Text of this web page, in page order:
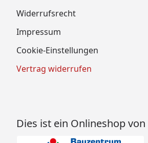
Widerrufsrecht
Impressum
Cookie-Einstellungen
Vertrag widerrufen
Dies ist ein Onlineshop von